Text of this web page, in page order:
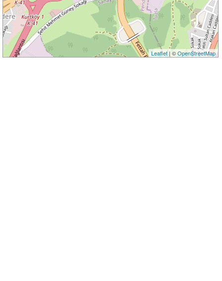
Leaflet| ©OpenStreetMap